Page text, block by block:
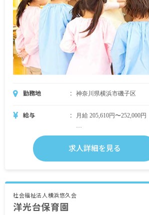
勤務地 神奈川県横浜市磯子区
給与 月給 205,610円〜252,000円
・月給内訳
法人の規定に準ずる
交通費上限50,000円/月
夜勤手当 6ヶ月迄3,000円、
求人詳細を見る
社会福祉法人横浜悠久会
洋光台保育園